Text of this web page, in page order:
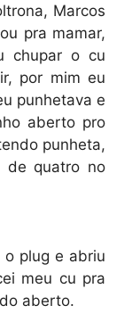
Marcos
pra mamar,
chupar o cu
por mim eu
punhetava e
aberto pro
punheta,
de quatro no
o plug e abriu
meu cu pra
aberto.